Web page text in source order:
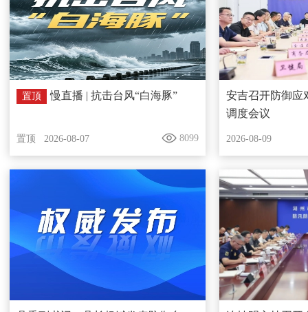
置顶 慢直播 | 抗击台风“白海豚”
置顶 2026-08-07 8099
安吉召开防御应
调度会议
2026-08-09